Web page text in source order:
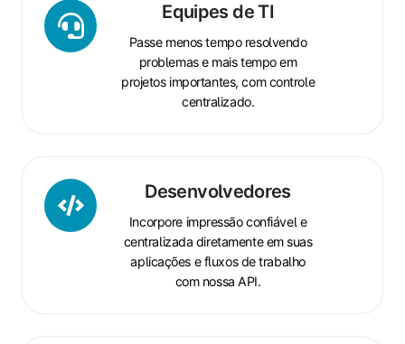
Equipes de TI
Passe menos tempo resolvendo
problemas e mais tempo em
projetos importantes, com controle
centralizado.
Equipes
de
TI
Desenvolvedores
Incorpore impressão confiável e
centralizada diretamente em suas
aplicações e fluxos de trabalho
com nossa API.
Desenvolvedores